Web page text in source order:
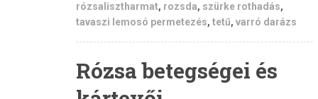
rózsalisztharmat, rozsda, szürke rothadás,
tavaszi lemosó permetezés, tetű, varró darázs
Rózsa betegségei és